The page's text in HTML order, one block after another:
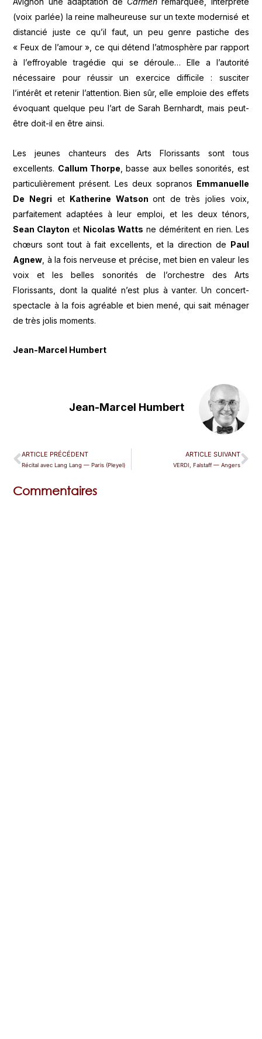
(voix parlée) la reine malheureuse sur un texte modernisé et
distancié juste ce qu’il faut, un peu genre pastiche des
« Feux de l’amour », ce qui détend l’atmosphère par rapport
à l’effroyable tragédie qui se déroule… Elle a l’autorité
nécessaire pour réussir un exercice difficile : susciter
l’intérêt et retenir l’attention. Bien sûr, elle emploie des effets
évoquant quelque peu l’art de Sarah Bernhardt, mais peut-
être doit-il en être ainsi.
Les jeunes chanteurs des Arts Florissants sont tous
excellents. Callum Thorpe , basse aux belles sonorités, est
particulièrement présent. Les deux sopranos Emmanuelle
De Negri et Katherine Watsonont de très jolies voix,
parfaitement adaptées à leur emploi, et les deux ténors,
Sean Clayton et Nicolas Watts ne déméritent en rien. Les
chœurs sont tout à fait excellents, et la direction de Paul
Agnew , à la fois nerveuse et précise, met bien en valeur les
voix et les belles sonorités de l’orchestre des Arts
Florissants, dont la qualité n’est plus à vanter. Un concert-
spectacle à la fois agréable et bien mené, qui sait ménager
de très jolis moments.
Jean-Marcel Humbert
Jean-Marcel Humbert
ARTICLE PRÉCÉDENT
Récital avec Lang Lang — Paris (Pleyel)
ARTICLE SUIVANT
VERDI, Falstaff — Angers
Commentaires